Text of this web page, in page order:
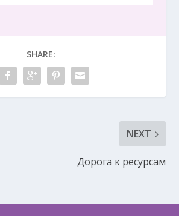
SHARE:
NEXT
Дорога к ресурсам